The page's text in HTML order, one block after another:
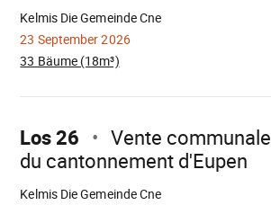
23 September 2026
Kelmis Die Gemeinde Cne
33 Bäume (18m³)
Mach
Los 26
Vente communale
du cantonnement d'Eupen
Kelmis Die Gemeinde Cne
Wird